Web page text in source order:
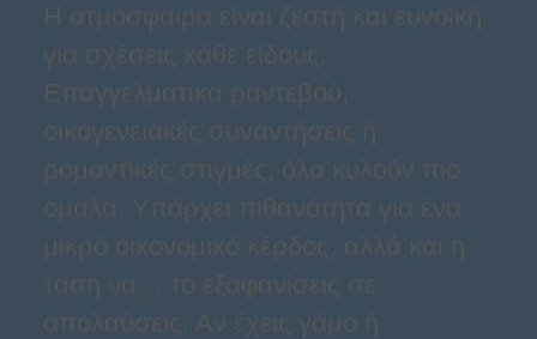
Η ατμόσφαιρα είναι ζεστή και ευνοϊκή
για σχέσεις κάθε είδους.
Επαγγελματικά ραντεβού,
οικογενειακές συναντήσεις ή
ρομαντικές στιγμές, όλα κυλούν πιο
ομαλά. Υπάρχει πιθανότητα για ένα
μικρό οικονομικό κέρδος, αλλά και η
τάση να… το εξαφανίσεις σε
απολαύσεις. Αν έχεις γάμο ή